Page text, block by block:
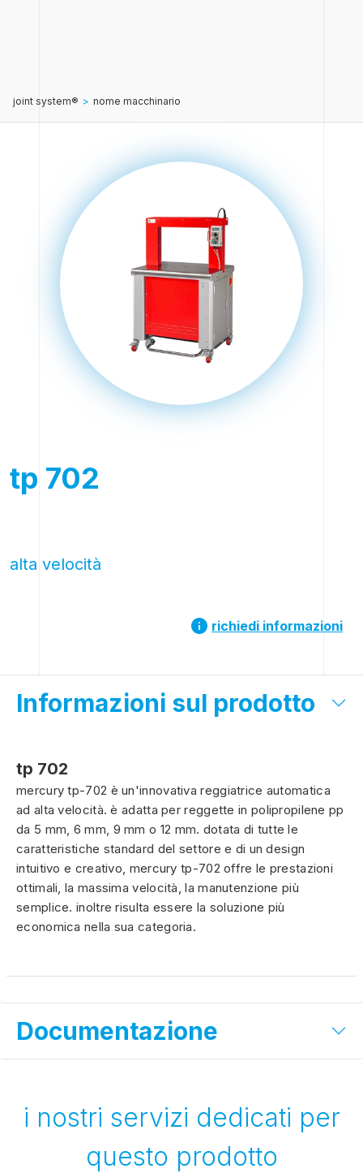
joint system® > nome macchinario
tp 702
alta velocità
richiedi informazioni
Informazioni sul prodotto
tp 702
mercury tp-702 è un'innovativa reggiatrice automatica
ad alta velocità. è adatta per reggette in polipropilene pp
da 5 mm, 6 mm, 9 mm o 12 mm. dotata di tutte le
caratteristiche standard del settore e di un design
intuitivo e creativo, mercury tp-702 offre le prestazioni
ottimali, la massima velocità, la manutenzione più
semplice. inoltre risulta essere la soluzione più
economica nella sua categoria.
Documentazione
i nostri servizi dedicati per
questo prodotto